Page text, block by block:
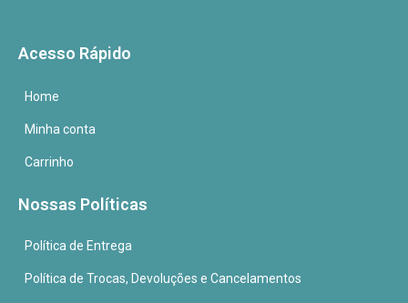
Acesso Rápido
Home
Minha conta
Carrinho
Nossas Políticas
Política de Entrega
Política de Trocas, Devoluções e Cancelamentos